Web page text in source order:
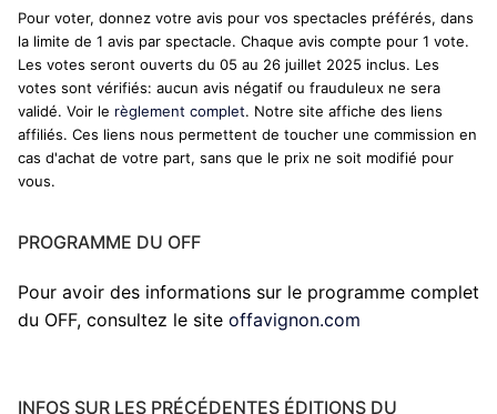
Pour voter, donnez votre avis pour vos spectacles préférés, dans
la limite de 1 avis par spectacle. Chaque avis compte pour 1 vote.
Les votes seront ouverts du 05 au 26 juillet 2025 inclus. Les
votes sont vérifiés: aucun avis négatif ou frauduleux ne sera
validé. Voir le règlement complet. Notre site affiche des liens
affiliés. Ces liens nous permettent de toucher une commission en
cas d'achat de votre part, sans que le prix ne soit modifié pour
vous.
PROGRAMME DU OFF
Pour avoir des informations sur le programme complet
du OFF, consultez le site offavignon.com
INFOS SUR LES PRÉCÉDENTES ÉDITIONS DU